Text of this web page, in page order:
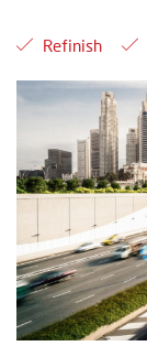
Refinish